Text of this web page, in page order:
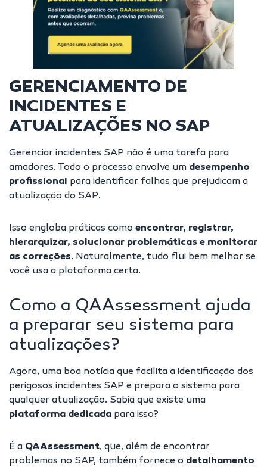
GERENCIAMENTO DE
INCIDENTES E
ATUALIZAÇÕES NO SAP
Gerenciar incidentes SAP não é uma tarefa para
amadores. Todo o processo envolve um desempenho
profissional para identificar falhas que prejudicam a
atualização do SAP.
Isso engloba práticas como encontrar, registrar,
hierarquizar, solucionar problemáticas e monitorar
as correções. Naturalmente, tudo flui bem melhor se
você usa a plataforma certa.
Como a QAAssessment ajuda
a preparar seu sistema para
atualizações?
Agora, uma boa notícia que facilita a identificação dos
perigosos incidentes SAP e prepara o sistema para
qualquer atualização. Sabia que existe uma
plataforma dedicada para isso?
É a QAAssessment, que, além de encontrar
problemas no SAP, também fornece o detalhamento